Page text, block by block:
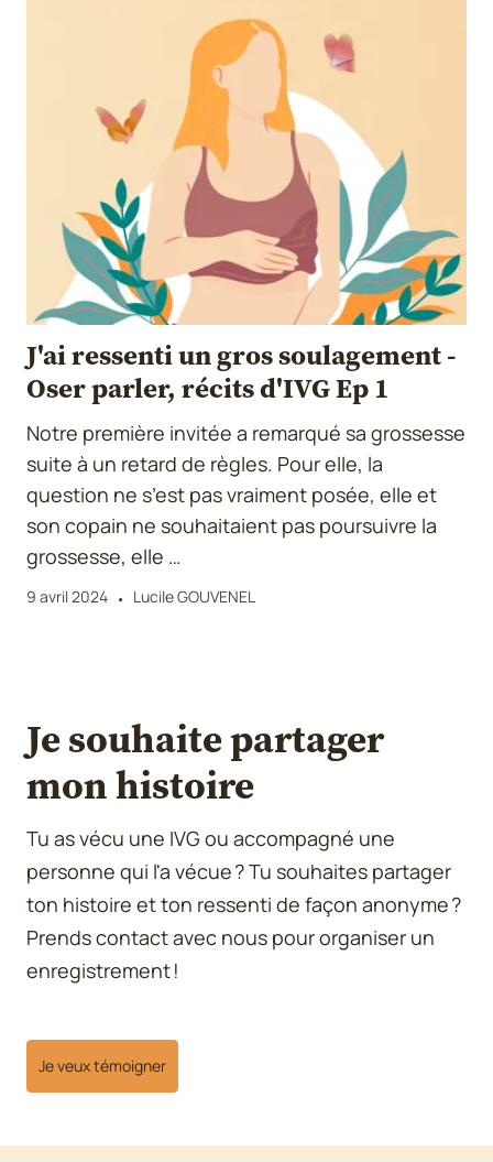
J'ai ressenti un gros soulagement -
Oser parler, récits d'IVG Ep 1
Notre première invitée a remarqué sa grossesse
suite à un retard de règles. Pour elle, la
question ne s’est pas vraiment posée, elle et
son copain ne souhaitaient pas poursuivre la
grossesse, elle …
9 avril 2024 Lucile GOUVENEL
Je souhaite partager
mon histoire
Tu as vécu une IVG ou accompagné une
personne qui l'a vécue ? Tu souhaites partager
ton histoire et ton ressenti de façon anonyme ?
Prends contact avec nous pour organiser un
enregistrement !
Je veux témoigner